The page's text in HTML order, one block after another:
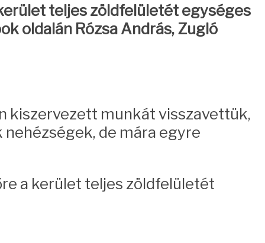
teljes zöldfelületét egységes
oldalán Rózsa András, Zugló
kiszervezett munkát visszavettük,
de mára egyre
a kerület teljes zöldfelületét